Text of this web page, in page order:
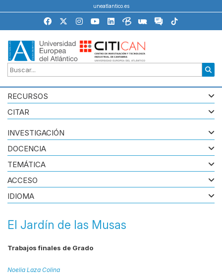
uneatlantico.es
RECURSOS
CITAR
El Jardín de las Musas
Trabajos finales de Grado
Noelia Laza Colina
INVESTIGACIÓN
DOCENCIA
TEMÁTICA
ACCESO
IDIOMA